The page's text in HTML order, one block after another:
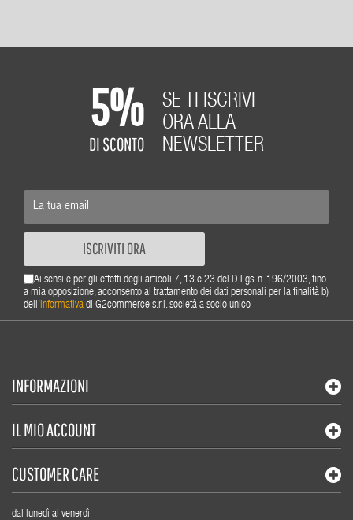
5%
DI SCONTO
SE TI ISCRIVI
ORA ALLA
NEWSLETTER
ISCRIVITI ORA
Ai sensi e per gli effetti degli articoli 7, 13 e 23 del D.Lgs. n. 196/2003, fino
a mia opposizione, acconsento al trattamento dei dati personali per la finalità b)
dell'informativa di G2commerce s.r.l. società a socio unico
INFORMAZIONI
IL MIO ACCOUNT
CUSTOMER CARE
dal lunedì al venerdì